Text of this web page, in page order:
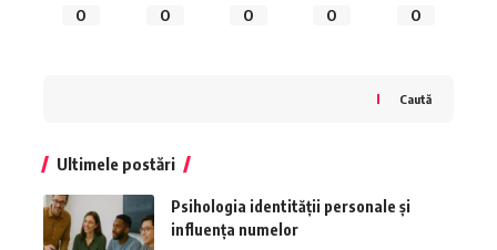
0 0 0 0 0
Caută
Ultimele postări
Psihologia identității personale și
influența numelor